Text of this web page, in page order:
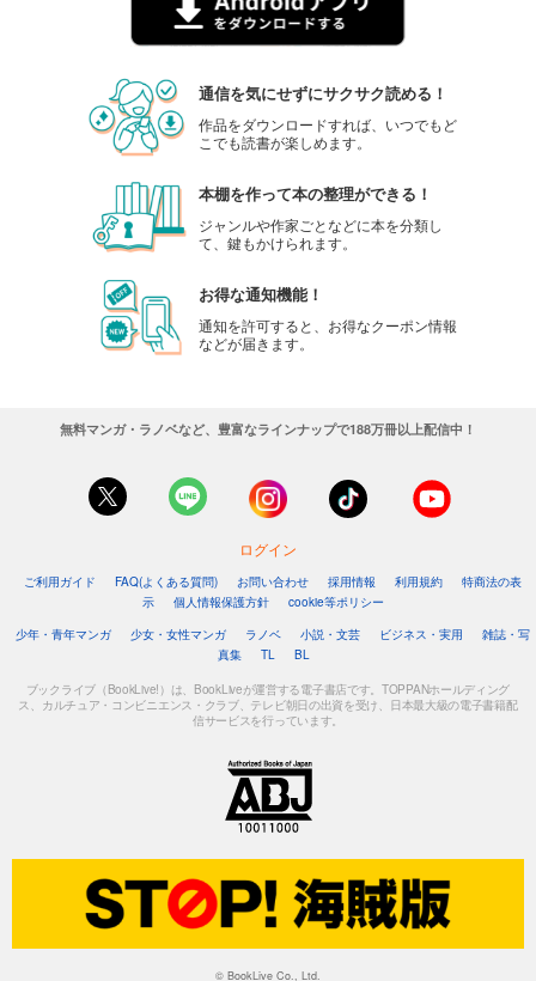
通信を気にせずにサクサク読める！
作品をダウンロードすれば、いつでもど
こでも読書が楽しめます。
本棚を作って本の整理ができる！
ジャンルや作家ごとなどに本を分類し
て、鍵もかけられます。
お得な通知機能！
通知を許可すると、お得なクーポン情報
などが届きます。
無料マンガ・ラノベなど、豊富なラインナップで188万冊以上配信中！
ログイン
ご利用ガイド FAQ(よくある質問) お問い合わせ 採用情報 利用規約
特商法の表
示
個人情報保護方針
cookie等ポリシー
少年・青年マンガ
少女・女性マンガ ラノベ 小説・文芸 ビジネス・実用
雑誌・写
真集
TL BL
ブックライブ（BookLive!）は、BookLiveが運営する電子書店です。TOPPANホールディング
ス、カルチュア・コンビニエンス・クラブ、テレビ朝日の出資を受け、日本最大級の電子書籍配
信サービスを行っています。
© BookLive Co., Ltd.